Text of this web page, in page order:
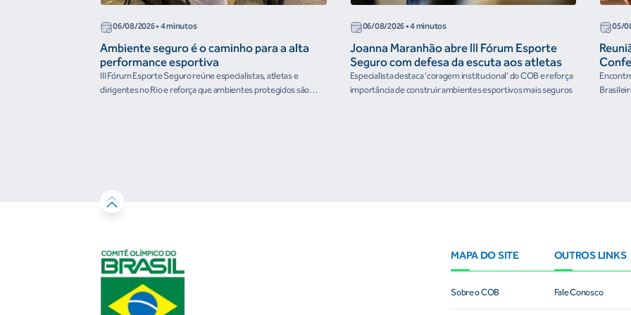
06/08/2026• 4 minutos
Ambiente seguro é o caminho para a alta
performance esportiva
III Fórum Esporte Seguro reúne especialistas, atletas e
dirigentes no Rio e reforça que ambientes protegidos são
06/08/2026• 4 minutos
Joanna Maranhão abre III Fórum Esporte
Seguro com defesa da escuta aos atletas
Especialista destaca 'coragem institucional' do COB e reforça
importância de construir ambientes esportivos mais seguros
05/
the
MAPA DO SITE
Sobre o COB
OUTROS LINKS
Fale Conosco